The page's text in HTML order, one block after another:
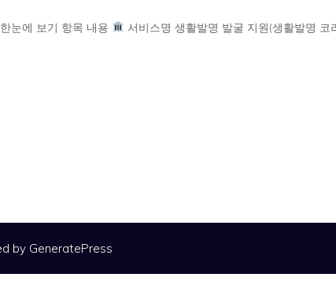
눈에 보기 항목 내용
서비스명 생활발명 발굴 지원(생활발명 코
by GeneratePress